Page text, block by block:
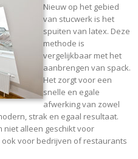
Nieuw op het gebied
van stucwerk is het
spuiten van latex. Deze
methode is
vergelijkbaar met het
aanbrengen van spack.
Het zorgt voor een
snelle en egale
afwerking van zowel
strak en egaal resultaat.
niet alleen geschikt voor
voor bedrijven of restaurants